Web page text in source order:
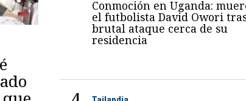
Conmoción en Uganda:
el futbolista David Owori
brutal ataque cerca de su
residencia